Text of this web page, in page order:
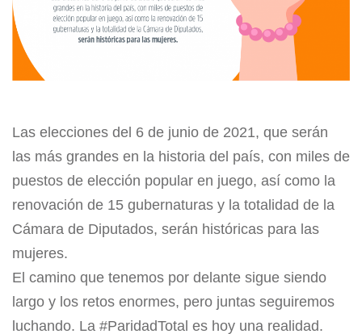
Las elecciones del 6 de junio de 2021, que serán
las más grandes en la historia del país, con miles de
puestos de elección popular en juego, así como la
renovación de 15 gubernaturas y la totalidad de la
Cámara de Diputados, serán históricas para las
mujeres.
El camino que tenemos por delante sigue siendo
largo y los retos enormes, pero juntas seguiremos
luchando. La #ParidadTotal es hoy una realidad.